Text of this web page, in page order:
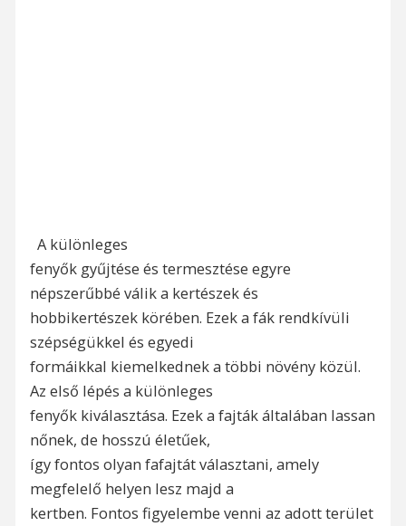
A különleges
fenyők gyűjtése és termesztése egyre
népszerűbbé válik a kertészek és
hobbikertészek körében. Ezek a fák rendkívüli
szépségükkel és egyedi
formáikkal kiemelkednek a többi növény közül.
Az első lépés a különleges
fenyők kiválasztása. Ezek a fajták általában lassan
nőnek, de hosszú életűek,
így fontos olyan fafajtát választani, amely
megfelelő helyen lesz majd a
kertben. Fontos figyelembe venni az adott terület